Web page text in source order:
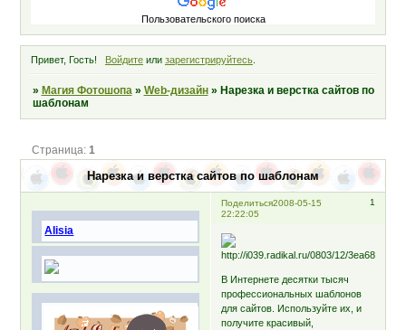
Пользовательского поиска
Привет, Гость! Войдитеили зарегистрируйтесь.
» Магия Фотошопа » Web-дизайн » Нарезка и верстка сайтов по
шаблонам
Нарезка и верстка сайтов по шаблонам
Страница: 1
Поделиться 1
2008-05-15
22:22:05
Alisia
В Интернете десятки тысяч
профессиональных шаблонов
для сайтов. Используйте их, и
получите красивый,